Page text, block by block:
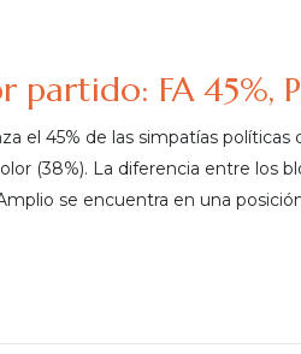
FA 45%,
el 45% de las simpatías
(38%). La diferencia entre los
se encuentra en una